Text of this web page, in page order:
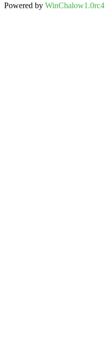
Powered by WinChalow1.0rc4